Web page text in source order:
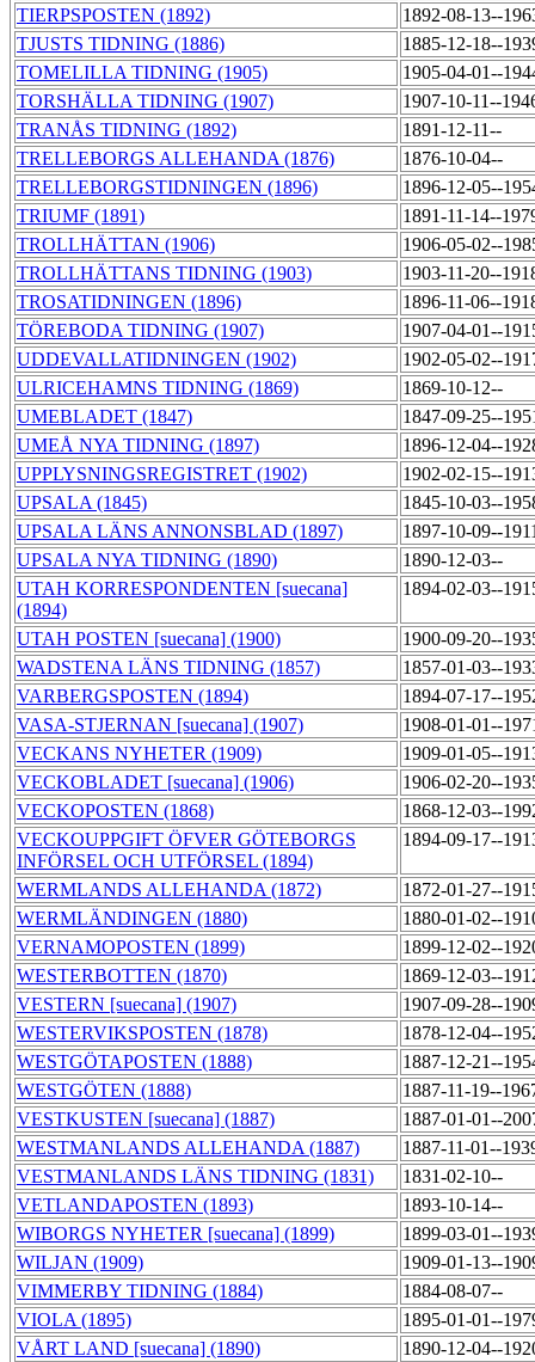
TIERPSPOSTEN (1892)
1892-08-13--
TJUSTS TIDNING (1886)
1885-12-18--
TOMELILLA TIDNING (1905)
1905-04-01--
TORSHÄLLA TIDNING (1907)
1907-10-11--
TRANÅS TIDNING (1892)
1891-12-11--
TRELLEBORGS ALLEHANDA (1876)
1876-10-04--
TRELLEBORGSTIDNINGEN (1896)
1896-12-05--
TRIUMF (1891)
1891-11-14--
TROLLHÄTTAN (1906)
1906-05-02--
TROLLHÄTTANS TIDNING (1903)
1903-11-20--
TROSATIDNINGEN (1896)
1896-11-06--
TÖREBODA TIDNING (1907)
1907-04-01--
UDDEVALLATIDNINGEN (1902)
1902-05-02--
ULRICEHAMNS TIDNING (1869)
1869-10-12--
UMEBLADET (1847)
1847-09-25--
UMEÅ NYA TIDNING (1897)
1896-12-04--
UPPLYSNINGSREGISTRET (1902)
1902-02-15--
UPSALA (1845)
1845-10-03--
UPSALA LÄNS ANNONSBLAD (1897)
1897-10-09--
UPSALA NYA TIDNING (1890)
1890-12-03--
UTAH KORRESPONDENTEN [suecana]
(1894)
1894-02-03--
UTAH POSTEN [suecana] (1900)
1900-09-20--
WADSTENA LÄNS TIDNING (1857)
1857-01-03--
VARBERGSPOSTEN (1894)
1894-07-17--
VASA-STJERNAN [suecana] (1907)
1908-01-01--
VECKANS NYHETER (1909)
1909-01-05--
VECKOBLADET [suecana] (1906)
1906-02-20--
VECKOPOSTEN (1868)
1868-12-03--
VECKOUPPGIFT ÖFVER GÖTEBORGS
INFÖRSEL OCH UTFÖRSEL (1894)
1894-09-17--
WERMLANDS ALLEHANDA (1872)
1872-01-27--
WERMLÄNDINGEN (1880)
1880-01-02--
VERNAMOPOSTEN (1899)
1899-12-02--
WESTERBOTTEN (1870)
1869-12-03--
VESTERN [suecana] (1907)
1907-09-28--
WESTERVIKSPOSTEN (1878)
1878-12-04--
WESTGÖTAPOSTEN (1888)
1887-12-21--
WESTGÖTEN (1888)
1887-11-19--
VESTKUSTEN [suecana] (1887)
1887-01-01--
WESTMANLANDS ALLEHANDA (1887)
1887-11-01--
VESTMANLANDS LÄNS TIDNING (1831)
1831-02-10--
VETLANDAPOSTEN (1893)
1893-10-14--
WIBORGS NYHETER [suecana] (1899)
1899-03-01--
WILJAN (1909)
1909-01-13--
VIMMERBY TIDNING (1884)
1884-08-07--
VIOLA (1895)
1895-01-01--
VÅRT LAND [suecana] (1890)
1890-12-04--